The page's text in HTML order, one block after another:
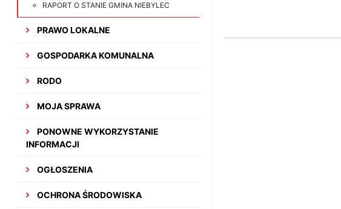
RAPORT O STANIE GMINA NIEBYLEC
PRAWO LOKALNE
GOSPODARKA KOMUNALNA
RODO
MOJA SPRAWA
PONOWNE WYKORZYSTANIE
INFORMACJI
OGŁOSZENIA
OCHRONA ŚRODOWISKA